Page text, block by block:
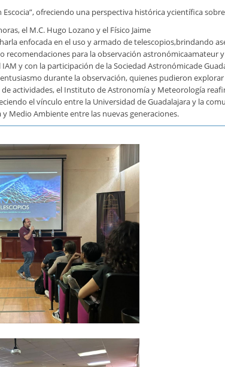
ofreciendo una perspectiva histórica ycientífica
el M.C. Hugo Lozano y el Físico Jaime
enfocada en el uso y armado de telescopios,brindando
recomendaciones para la observación astronómicaamateur
y con la participación de la Sociedad Astronómicade
durante la observación, quienes pudieron
de actividades, el Instituto de Astronomía y Meteorología
el vínculo entre la Universidad de Guadalajara y la
Medio Ambiente entre las nuevas generaciones.